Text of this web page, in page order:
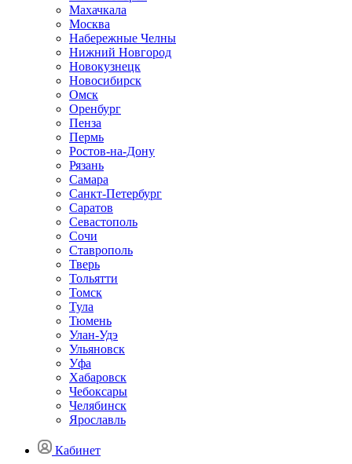
Махачкала
Москва
Набережные Челны
Нижний Новгород
Новокузнецк
Новосибирск
Омск
Оренбург
Пенза
Пермь
Ростов-на-Дону
Рязань
Самара
Санкт-Петербург
Саратов
Севастополь
Сочи
Ставрополь
Тверь
Тольятти
Томск
Тула
Тюмень
Улан-Удэ
Ульяновск
Уфа
Хабаровск
Чебоксары
Челябинск
Ярославль
Кабинет